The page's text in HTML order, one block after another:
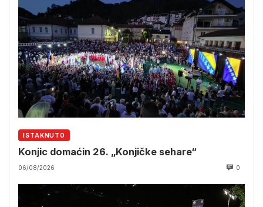
ISTAKNUTO
Konjic domaćin 26. „Konjičke sehare“
06/08/2026 0